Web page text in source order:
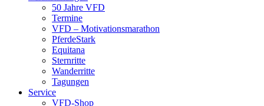
50 Jahre VFD
Termine
VFD – Motivationsmarathon
PferdeStark
Equitana
Sternritte
Wanderritte
Tagungen
Service
VFD-Shop